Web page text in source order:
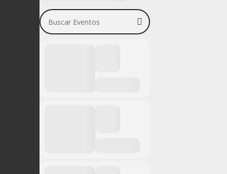
Buscar Eventos